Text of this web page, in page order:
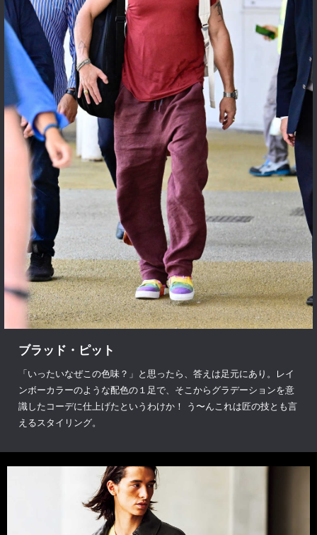
ブラッド・ピット
「いったいなぜこの色味？」と思ったら、答えは足元にあり。レイ
ンボーカラーのような配色の１足で、そこからグラデーションを意
識したコーデに仕上げたというわけか！ う〜んこれは匠の技とも言
えるスタイリング。